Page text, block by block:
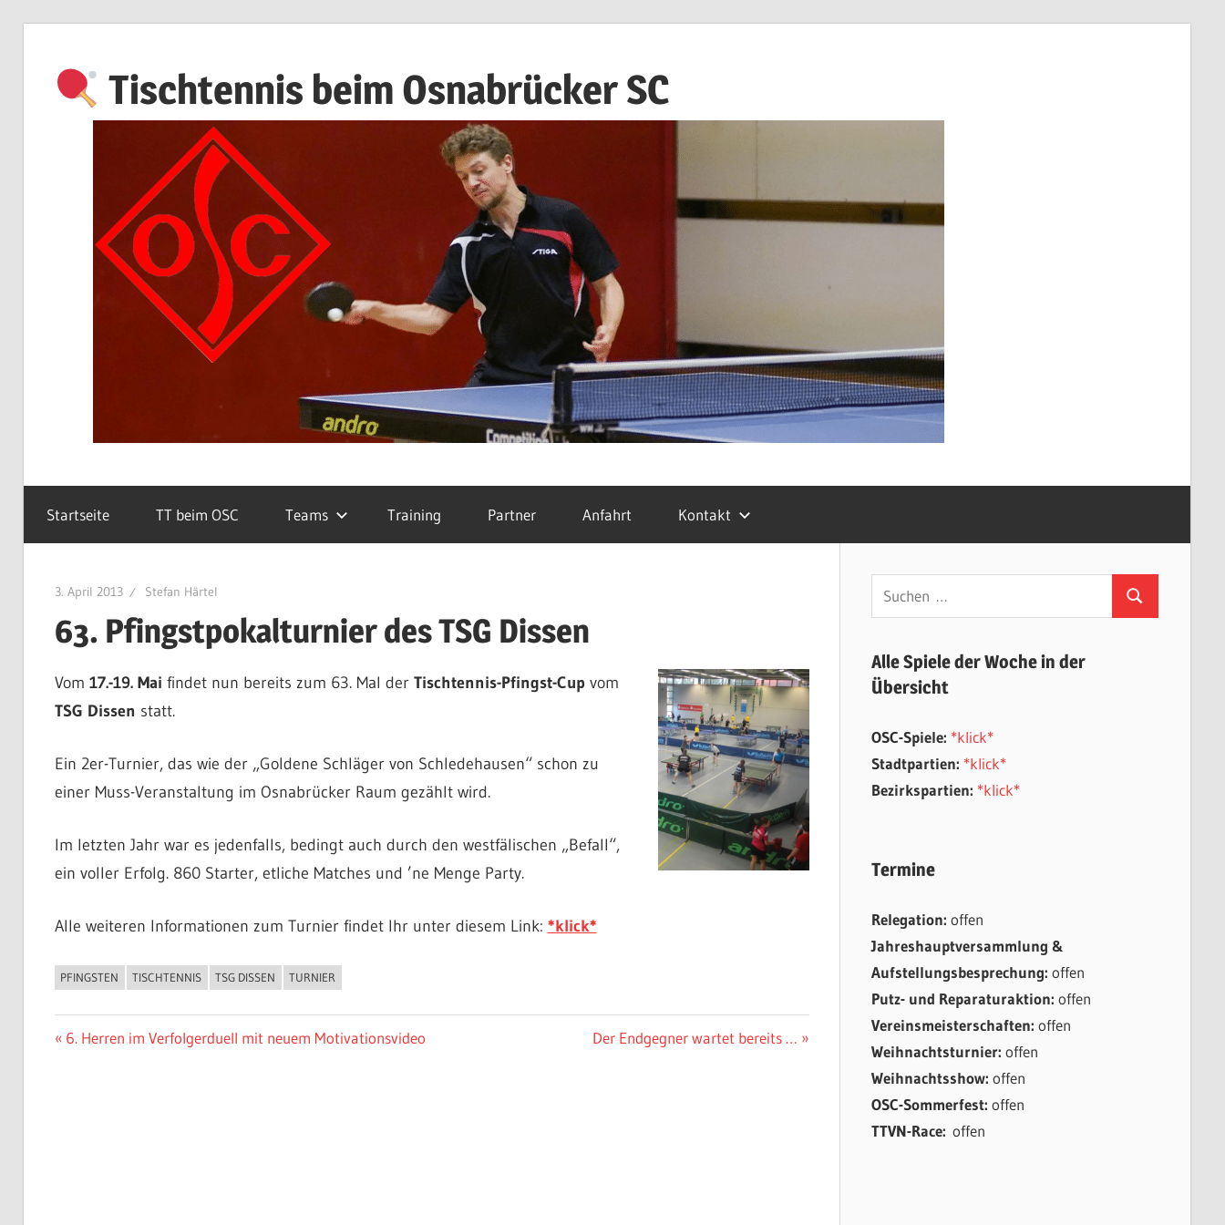
springen
Tischtennis beim Osnabrücker SC
Startseite TT beim OSC Teams Training Partner Anfahrt Kontakt
3. April 2013 Stefan Härtel
63. Pfingstpokalturnier des TSG Dissen
Vom 17.-19. Mai findet nun bereits zum 63. Mal der Tischtennis-Pfingst-Cupvom
TSG Dissen statt.
Ein 2er-Turnier, das wie der „Goldene Schläger von Schledehausen“ schon zu
einer Muss-Veranstaltung im Osnabrücker Raum gezählt wird.
Im letzten Jahr war es jedenfalls, bedingt auch durch den westfälischen „Befall“,
ein voller Erfolg. 860 Starter, etliche Matches und ’ne Menge Party.
Alle weiteren Informationen zum Turnier findet Ihr unter diesem Link: *klick*
ALLGEMEIN
PFINGSTEN TISCHTENNIS TSG DISSEN TURNIER
Beitragsnavigation
Vorheriger
6. Herren im Verfolgerduell mit neuem Motivationsvideo
Nächster
Der Endgegner wartet bereits …
Suchen
nach:
Suchen
Alle Spiele der Woche in der
Übersicht
OSC-Spiele: *klick*
Stadtpartien: *klick*
Bezirkspartien: *klick*
Termine
Relegation: offen
Jahreshauptversammlung &
Aufstellungsbesprechung: offen
Putz- und Reparaturaktion: offen
Vereinsmeisterschaften: offen
Weihnachtsturnier: offen
Weihnachtsshow: offen
OSC-Sommerfest: offen
TTVN-Race: offen